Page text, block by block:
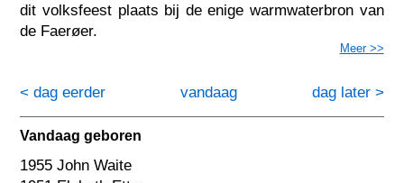
dit volksfeest plaats bij de enige warmwaterbron van
de Faerøer.
Meer >>
< dag eerder dag later >
vandaag
Vandaag geboren
1955 John Waite